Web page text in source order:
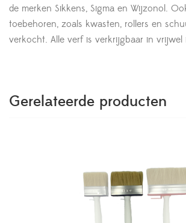
de merken Sikkens, Sigma en Wijzonol.
toebehoren, zoals kwasten, rollers en
verkocht. Alle verf is verkrijgbaar in vrijwel
Gerelateerde producten